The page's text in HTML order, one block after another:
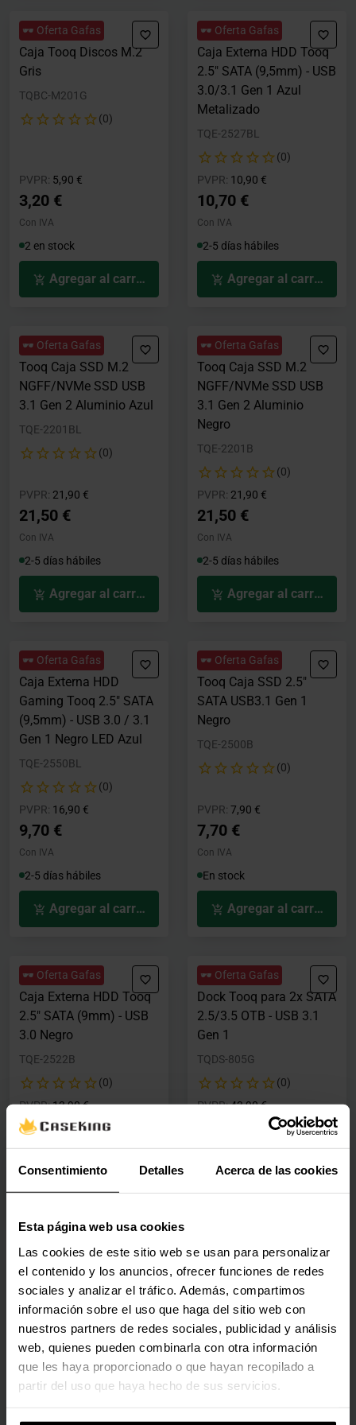
Consentimiento Detalles Acerca de las cookies
Esta página web usa cookies
Las cookies de este sitio web se usan para personalizar
el contenido y los anuncios, ofrecer funciones de redes
sociales y analizar el tráfico. Además, compartimos
información sobre el uso que haga del sitio web con
nuestros partners de redes sociales, publicidad y análisis
web, quienes pueden combinarla con otra información
que les haya proporcionado o que hayan recopilado a
partir del uso que haya hecho de sus servicios.
🕶️ Oferta Gafas
Caja Tooq Discos M.2
Gris
TQBC-M201G
(0)
PVPR: Precio rebajado desde
5,90 €
3,20 €
Con IVA
2 en stock
Agregar al carrito
🕶️ Oferta Gafas
Caja Externa HDD Tooq
2.5" SATA (9,5mm) - USB
3.0/3.1 Gen 1 Azul
Metalizado
TQE-2527BL
(0)
PVPR: Precio rebajado desde
10,90 €
10,70 €
Con IVA
2-5 días hábiles
Agregar al carrito
🕶️ Oferta Gafas
Tooq Caja SSD M.2
NGFF/NVMe SSD USB
3.1 Gen 2 Aluminio Azul
TQE-2201BL
(0)
PVPR: Precio rebajado desde
21,90 €
21,50 €
Con IVA
2-5 días hábiles
Agregar al carrito
🕶️ Oferta Gafas
Tooq Caja SSD M.2
NGFF/NVMe SSD USB
3.1 Gen 2 Aluminio
Negro
TQE-2201B
(0)
PVPR: Precio rebajado desde
21,90 €
21,50 €
Con IVA
2-5 días hábiles
Agregar al carrito
🕶️ Oferta Gafas
Caja Externa HDD
Gaming Tooq 2.5" SATA
(9,5mm) - USB 3.0 / 3.1
Gen 1 Negro LED Azul
TQE-2550BL
(0)
PVPR: Precio rebajado desde
16,90 €
9,70 €
Con IVA
2-5 días hábiles
Agregar al carrito
🕶️ Oferta Gafas
Tooq Caja SSD 2.5"
SATA USB3.1 Gen 1
Negro
TQE-2500B
(0)
PVPR: Precio rebajado desde
7,90 €
7,70 €
Con IVA
En stock
Agregar al carrito
🕶️ Oferta Gafas
Caja Externa HDD Tooq
2.5" SATA (9mm) - USB
3.0 Negro
TQE-2522B
(0)
PVPR:Precio rebajado desde
13,90 €hasta
8,70 €
Con IVA
2-5 días hábiles
🕶️ Oferta Gafas
Dock Tooq para 2x SATA
2.5/3.5 OTB - USB 3.1
Gen 1
TQDS-805G
(0)
PVPR:Precio rebajado desde
43,90 €hasta
Con IVA
2-5 días hábiles
🕶️ Oferta Gafas
Caja Externa HDD Tooq
2.5" SATA (9,5mm) - USB
3.0/3.1 Gen 1 Azul
Pacífico
TQE-2527PB
PVPR:Precio rebajado desde
10,90 €hasta
🕶️ Oferta Gafas
Caja HDD/SSD Ewent
3.5" SATA - USB 3.2 Gen
1
EW7056
PVPR:Precio rebajado desde
21,90 €hasta